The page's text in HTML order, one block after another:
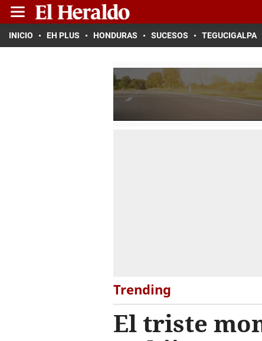
INICIO EH PLUS HONDURAS SUCESOS TEGUCIGALPA
Trending
El triste